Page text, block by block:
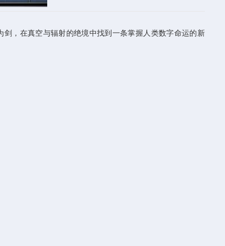
，在真空与辐射的绝境中找到一条掌握人类数字命运的新